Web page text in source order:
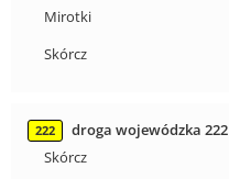
Mirotki
Skórcz
222
droga wojewódzka 222
Skórcz